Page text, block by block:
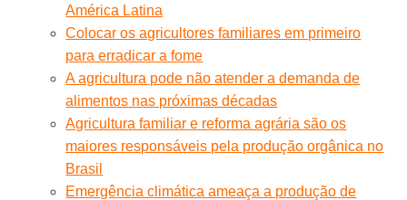
América Latina
Colocar os agricultores familiares em primeiro
para erradicar a fome
A agricultura pode não atender a demanda de
alimentos nas próximas décadas
Agricultura familiar e reforma agrária são os
maiores responsáveis pela produção orgânica no
Brasil
Emergência climática ameaça a produção de